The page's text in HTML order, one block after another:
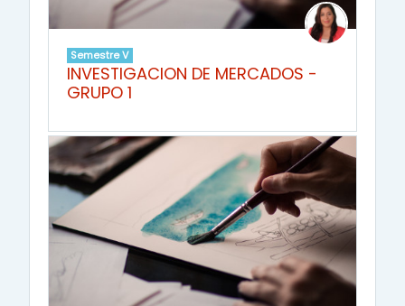
Semestre V
INVESTIGACION DE MERCADOS -
GRUPO 1